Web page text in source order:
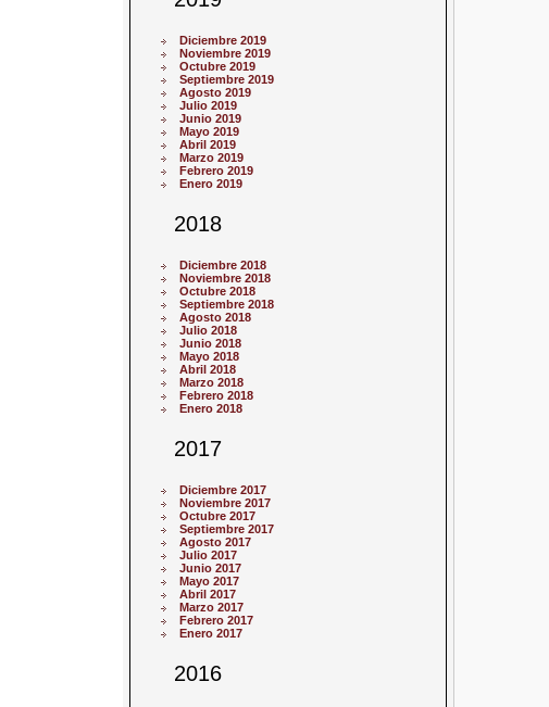
Diciembre 2019
Noviembre 2019
Octubre 2019
Septiembre 2019
Agosto 2019
Julio 2019
Junio 2019
Mayo 2019
Abril 2019
Marzo 2019
Febrero 2019
Enero 2019
2018
Diciembre 2018
Noviembre 2018
Octubre 2018
Septiembre 2018
Agosto 2018
Julio 2018
Junio 2018
Mayo 2018
Abril 2018
Marzo 2018
Febrero 2018
Enero 2018
2017
Diciembre 2017
Noviembre 2017
Octubre 2017
Septiembre 2017
Agosto 2017
Julio 2017
Junio 2017
Mayo 2017
Abril 2017
Marzo 2017
Febrero 2017
Enero 2017
2016